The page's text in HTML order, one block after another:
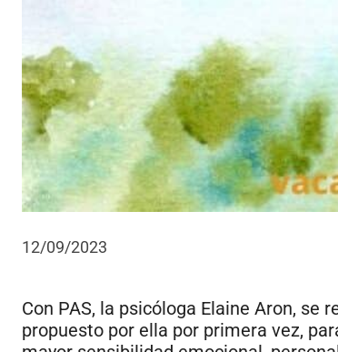
12/09/2023
Con PAS, la psicóloga Elaine Aron, se
propuesto por ella por primera vez,